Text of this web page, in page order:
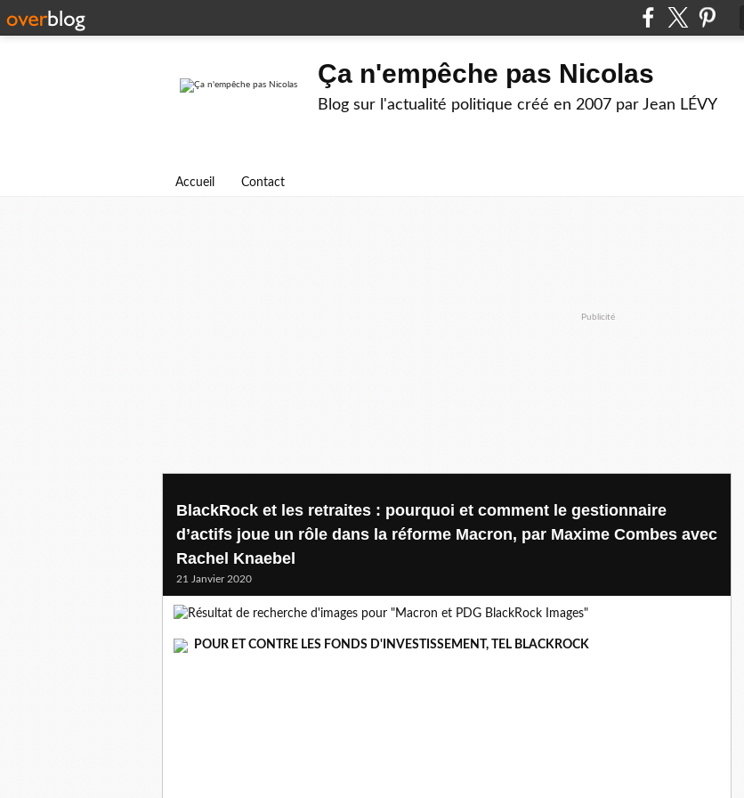
Ça n'empêche pas Nicolas
Blog sur l'actualité politique créé en 2007 par Jean LÉVY
Accueil Contact
Publicité
BlackRock et les retraites : pourquoi et comment le gestionnaire
d’actifs joue un rôle dans la réforme Macron, par Maxime Combes avec
Rachel Knaebel
21 Janvier 2020
POUR ET CONTRE LES FONDS D'INVESTISSEMENT, TEL BLACKROCK